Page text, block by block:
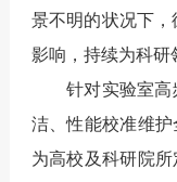
景不明的状况下，
影响，持续为科研
针对实验室
洁、性能校准维
为高校及科研院